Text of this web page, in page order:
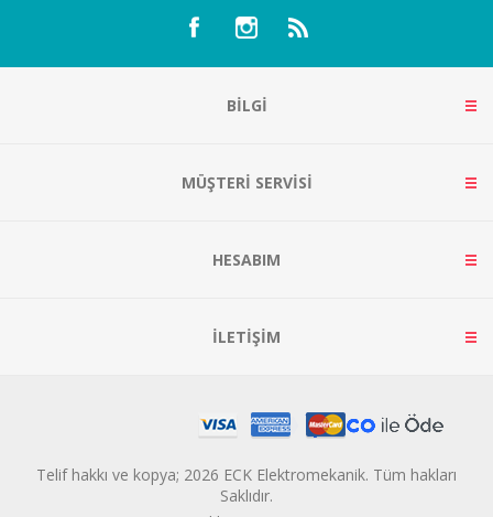
BILGI
MÜŞTERI SERVISI
HESABIM
İLETIŞIM
Telif hakkı ve kopya; 2026 ECK Elektromekanik. Tüm hakları
Saklıdır.